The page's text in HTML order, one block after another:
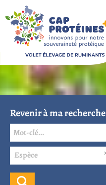
Revenir à ma recherche
Espèce